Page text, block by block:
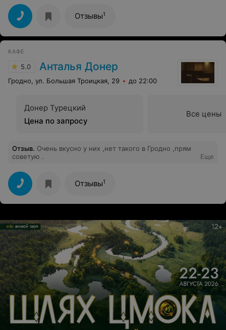
главное вкусу. Лучше фри не пробывала, даже
холодная аппетитная. Советуем!
Отзывы1
КАФЕ
5.0 Анталья Донер
Гродно, ул. Большая Троицкая, 29 до 22:00
Донер Турецкий
Цена по запросу
Все цены
Отзыв. Очень вкусно у них ,нет такого в Гродно ,прям
советую .
Еще
Отзывы1